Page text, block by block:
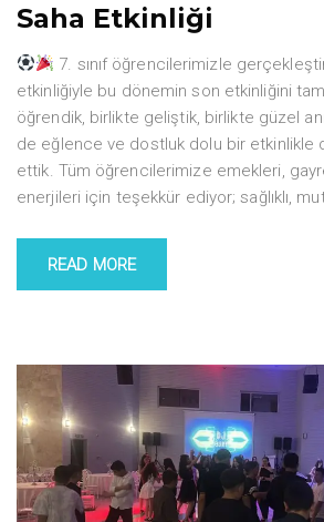
Saha Etkinliği
7. sınıf öğrencilerimizle
etkinliğiyle bu dönemin son etkinliğini
öğrendik, birlikte geliştik, birlikte güzel
de eğlence ve dostluk dolu bir etkinlikle
ettik. Tüm öğrencilerimize emekleri,
enerjileri için teşekkür ediyor; sağlıklı,
READ MORE